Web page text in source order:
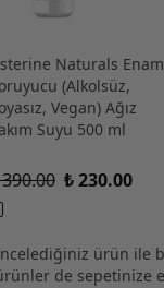
Naturals
(Alkolsüz,
Vegan) Ağız
Suyu 500 ml
₺ 230.00
ürün ile
de sepetinize